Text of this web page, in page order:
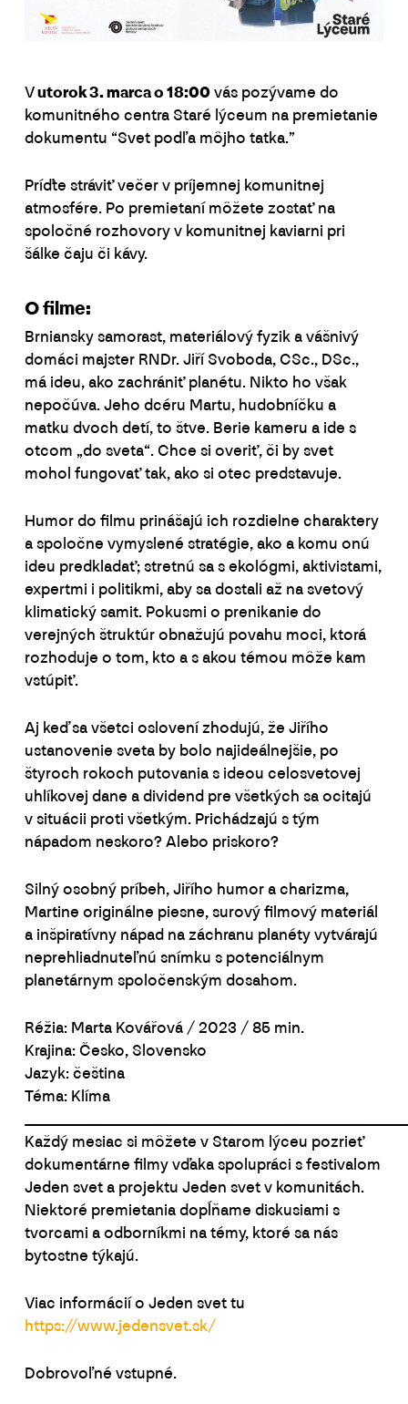
Vutorok 3. marca o 18:00 vás pozývame do
komunitného centra Staré lýceum na premietanie
dokumentu “Svet podľa môjho tatka.”
Príďte stráviť večer v príjemnej komunitnej
atmosfére. Po premietaní môžete zostať na
spoločné rozhovory v komunitnej kaviarni pri
šálke čaju či kávy.
O filme:
Brniansky samorast, materiálový fyzik a vášnivý
domáci majster RNDr. Jiří Svoboda, CSc., DSc.,
má ideu, ako zachrániť planétu. Nikto ho však
nepočúva. Jeho dcéru Martu, hudobníčku a
matku dvoch detí, to štve. Berie kameru a ide s
otcom „do sveta“. Chce si overiť, či by svet
mohol fungovať tak, ako si otec predstavuje.
Humor do filmu prinášajú ich rozdielne charaktery
a spoločne vymyslené stratégie, ako a komu onú
ideu predkladať; stretnú sa s ekológmi, aktivistami,
expertmi i politikmi, aby sa dostali až na svetový
klimatický samit. Pokusmi o prenikanie do
verejných štruktúr obnažujú povahu moci, ktorá
rozhoduje o tom, kto a s akou témou môže kam
vstúpiť.
Aj keď sa všetci oslovení zhodujú, že Jiřího
ustanovenie sveta by bolo najideálnejšie, po
štyroch rokoch putovania s ideou celosvetovej
uhlíkovej dane a dividend pre všetkých sa ocitajú
v situácii proti všetkým. Prichádzajú s tým
nápadom neskoro? Alebo priskoro?
Silný osobný príbeh, Jiřího humor a charizma,
Martine originálne piesne, surový filmový materiál
a inšpiratívny nápad na záchranu planéty vytvárajú
neprehliadnuteľnú snímku s potenciálnym
planetárnym spoločenským dosahom.
Réžia: Marta Kovářová / 2023 / 85 min.
Krajina: Česko, Slovensko
Jazyk: čeština
Téma: Klíma
Každý mesiac si môžete v Starom lýceu pozrieť
dokumentárne filmy vďaka spolupráci s festivalom
Jeden svet a projektu Jeden svet v komunitách.
Niektoré premietania dopĺňame diskusiami s
tvorcami a odborníkmi na témy, ktoré sa nás
bytostne týkajú.
Viac informácií o Jeden svet tu
https://www.jedensvet.sk/
Dobrovoľné vstupné.